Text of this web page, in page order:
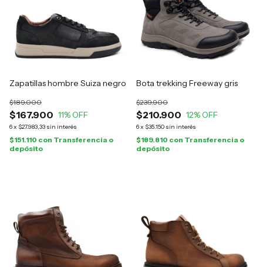
Zapatillas hombre Suiza negro
$167.900
$189.000
11% OFF
6x $27.983,33 sin interés
$151.110 con Transferencia o
depósito
Bota trekking Freeway gris
$210.900
$239.900
12% OFF
6x $35.150 sin interés
$189.810 con Transferencia o
depósito